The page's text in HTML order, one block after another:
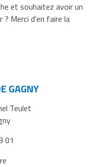
et souhaitez avoir un
Merci d'en faire la
GAGNY
Teulet
01